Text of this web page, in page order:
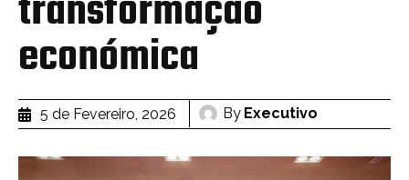
económica
5 de Fevereiro, 2026 By Executivo